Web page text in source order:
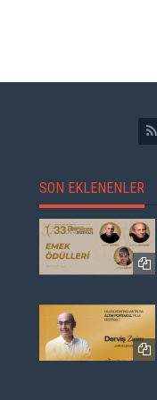
SON EKLENENLER